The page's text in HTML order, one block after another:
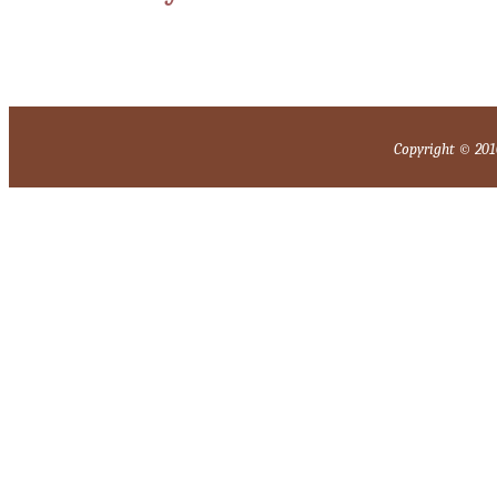
Copyright ©